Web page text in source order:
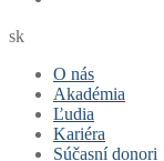
sk
O nás
Akadémia
Ľudia
Kariéra
Súčasní donori